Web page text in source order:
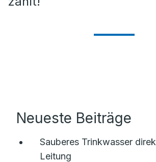
Neueste Beiträge
Sauberes Trinkwasser
Leitung